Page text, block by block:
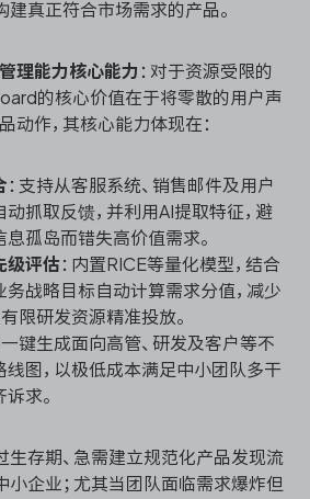
建真正符合市场需求的产品。
理能力核心能力 ：对于资源受限的
的核心价值在于将零散的用户声
动作，其核心能力体现在：
：支持从客服系统、销售邮件及用户
抓取反馈，并利用AI提取特征，避
孤岛而错失高价值需求。
级评估：内置RICE等量化模型，结合
务战略目标自动计算需求分值，减少
限研发资源精准投放。
一键生成面向高管、研发及客户等不
线图，以极低成本满足中小团队多干
求。
生存期、急需建立规范化产品发现流
企业；尤其当团队面临需求爆炸但